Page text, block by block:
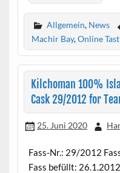
Allgemein, News
Machir Bay,Online
Kilchoman 100%
Cask 29/2012 for
25. Juni 2020
Fass-Nr.: 29/2012
Fass befüllt: